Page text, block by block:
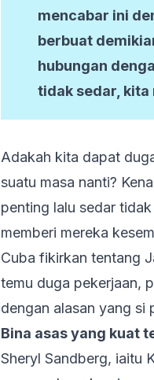
mencabar ini
berbuat
hubungan
tidak sedar, kita
Adakah kita dapat
suatu masa nanti?
penting lalu sedar
memberi mereka
Cuba fikirkan tentang
temu duga pekerjaan,
dengan alasan yang si
Bina asas yang kuat
Sheryl Sandberg, iaitu